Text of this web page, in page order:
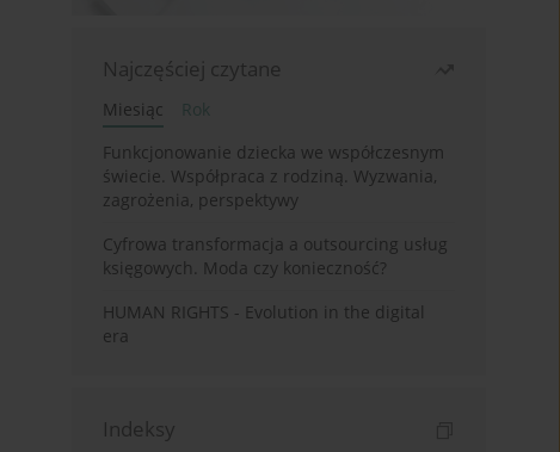
Najczęściej czytane
Miesiąc
Rok
Funkcjonowanie dziecka we współczesnym
świecie. Współpraca z rodziną. Wyzwania,
zagrożenia, perspektywy
Cyfrowa transformacja a outsourcing usług
księgowych. Moda czy konieczność?
HUMAN RIGHTS - Evolution in the digital
era
Indeksy